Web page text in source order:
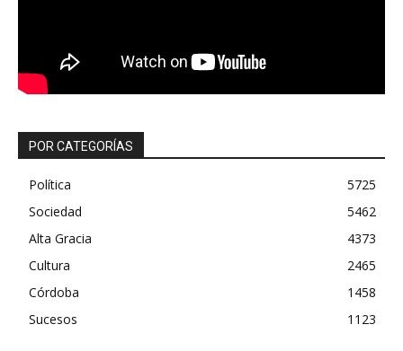
POR CATEGORÍAS
Política
5725
Sociedad
5462
Alta Gracia
4373
Cultura
2465
Córdoba
1458
Sucesos
1123